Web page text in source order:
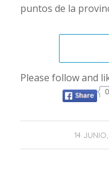
puntos de la
Please follow and
0
14 /